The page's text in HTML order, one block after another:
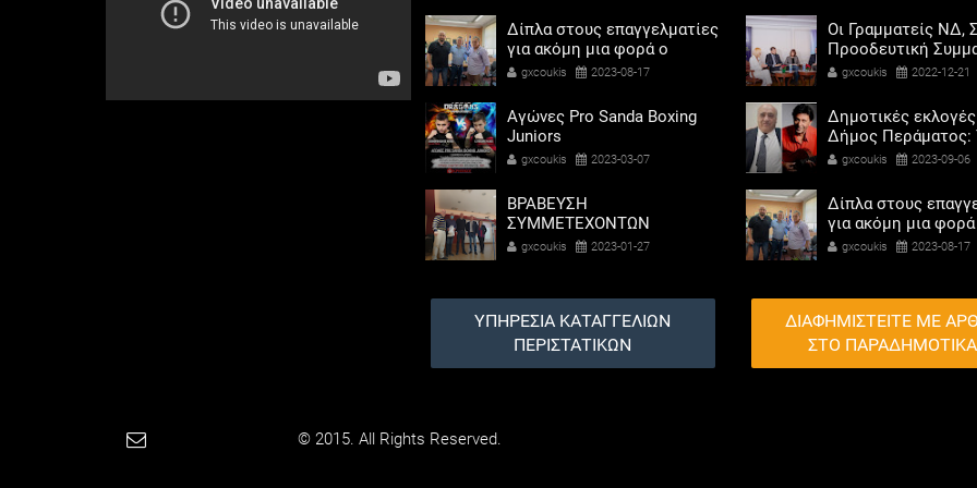
Δίπλα στους επαγγελματίες
για ακόμη μια φορά ο
Αντιδήμαρχος προσόδων
Καψοκόλης
gxcoukis 2023-08-17
Αγώνες Pro Sanda Boxing
Juniors
gxcoukis 2023-03-07
ΒΡΑΒΕΥΣΗ
ΣΥΜΜΕΤΕΧΟΝΤΩΝ
ΣΧΟΛΕΙΩΝ ΣΤΟΝ ΤΟΠΙΚΟ
gxcoukis 2023-01-27
ΥΠΗΡΕΣΙΑ ΚΑΤΑΓΓΕΛΙΩΝ
ΠΕΡΙΣΤΑΤΙΚΩΝ
Οι Γραμματείς ΝΔ,
Προοδευτική
ΠΑΣΟΚ - Κίνημα
των γυναικών στην
πολιτική
gxcoukis 2022-12-21
Δημοτικές
Δήμος Περάματος:
τελικά έχει κοντά
gxcoukis 2023-09-06
Δίπλα στους
για ακόμη μια
Αντιδήμαρχος
gxcoukis 2023-08-17
ΔΙΑΦΗΜΙΣΤΕΙΤΕ ΜΕ
ΣΤΟ ΠΑΡΑΔΗΜΟΤΙΚΑ
© 2015. All Rights Reserved.